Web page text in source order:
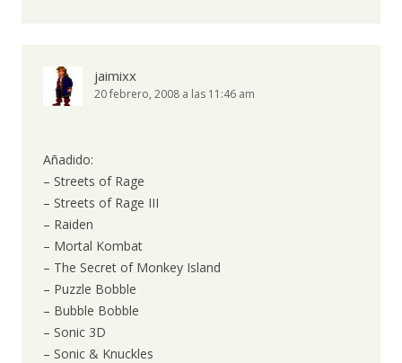
jaimixx
20 febrero, 2008 a las 11:46 am
Añadido:
– Streets of Rage
– Streets of Rage III
– Raiden
– Mortal Kombat
– The Secret of Monkey Island
– Puzzle Bobble
– Bubble Bobble
– Sonic 3D
– Sonic & Knuckles